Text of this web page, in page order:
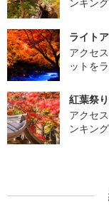
ンキング
ライト
アクセ
ットを
紅葉祭
アクセ
ンキング